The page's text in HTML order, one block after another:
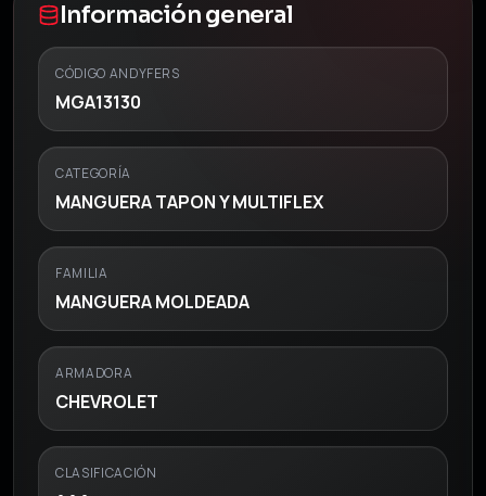
Información general
CÓDIGO ANDYFERS
MGA13130
CATEGORÍA
MANGUERA TAPON Y MULTIFLEX
FAMILIA
MANGUERA MOLDEADA
ARMADORA
CHEVROLET
CLASIFICACIÓN